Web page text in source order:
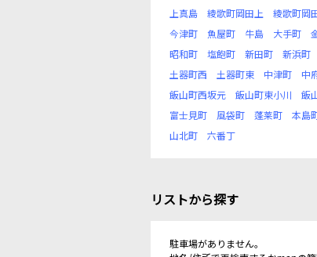
上真島
綾歌町岡田上 綾歌町岡
今津町
魚屋町 牛島 大手町
昭和町
塩飽町 新田町 新浜町
土器町西
土器町東 中津町 中
飯山町西坂元
飯山町東小川 飯
富士見町
風袋町 蓬莱町 本島
山北町
六番丁
リストから探す
駐車場がありません。